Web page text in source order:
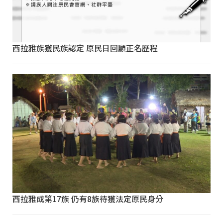
西拉雅族獲民族認定 原民日回顧正名歷程
西拉雅成第17族 仍有8族待獲法定原民身分